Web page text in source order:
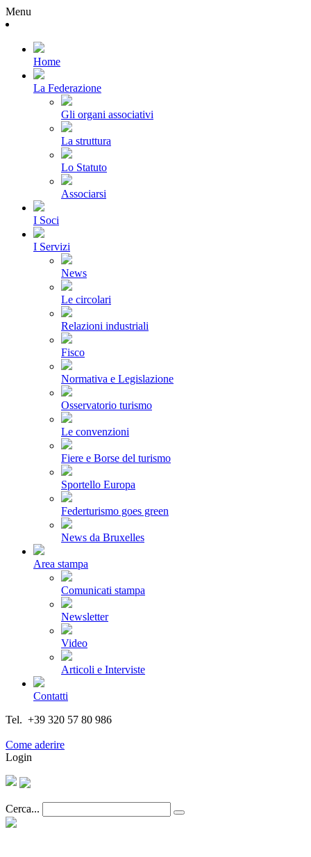
Menu
Home
La Federazione
Gli organi associativi
La struttura
Lo Statuto
Associarsi
I Soci
I Servizi
News
Le circolari
Relazioni industriali
Fisco
Normativa e Legislazione
Osservatorio turismo
Le convenzioni
Fiere e Borse del turismo
Sportello Europa
Federturismo goes green
News da Bruxelles
Area stampa
Comunicati stampa
Newsletter
Video
Articoli e Interviste
Contatti
Tel. +39 320 57 80 986
Come aderire
Login
Cerca...